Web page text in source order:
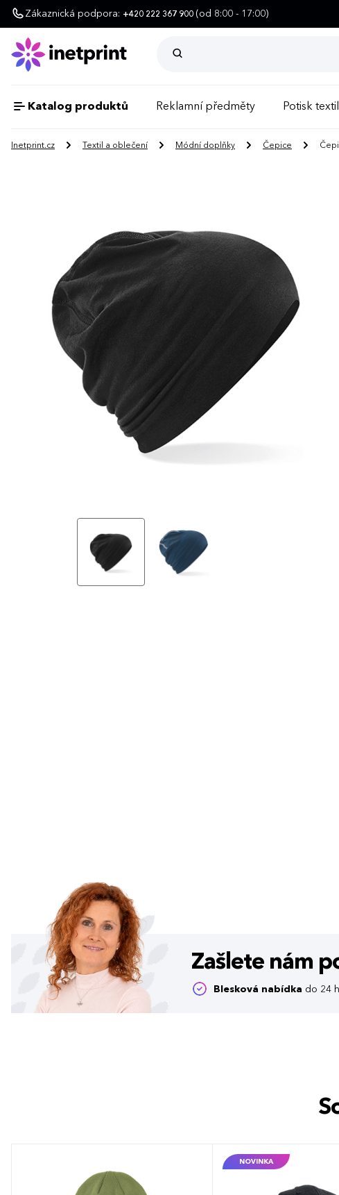
Zákaznická podpora: +420 222 367 900 (od 8:00 - 17:00)
Katalog produktů Reklamní předměty Potisk
Inetprint.cz Textil a oblečení Módní doplňky Čepice
Zašlete nám
Blesková nabídka do 24
NOVINKA